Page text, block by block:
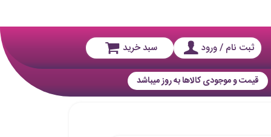
ثبت نام / ورود سبد خرید
قیمت و موجودی کالاها به روز میباشد